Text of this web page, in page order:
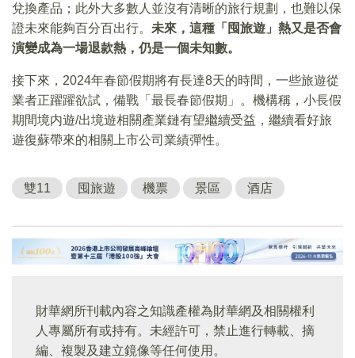
兌換產品；此外大多數人並沒有清晰的旅行規劃，也難以保
證未來能夠百分百出行。 未來，這種「囤旅遊」熱又是否會
演變成為一場退款熱，仍是一個未知數。
接下來，2024年春節假期將有長達8天的時間，一些旅遊從
業者正躍躍欲試，備戰「最長春節假期」。機構稱，小長假
期間境内遊/出境遊相關產業鏈有望繼續受益，繼續看好旅
遊復蘇帶來的相關上市公司業績彈性。
雙11 囤旅遊 機票 景區 酒店
財華網所刊載內容之知識產權為財華網及相關權利
人專屬所有或持有。未經許可，禁止進行轉載、摘
編、複製及建立鏡像等任何使用。